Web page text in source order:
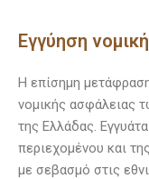
Εγγύηση
Η επίσημη
νομικής ασφάλειας
της Ελλάδας.
περιεχομένου και
με σεβασμό στις